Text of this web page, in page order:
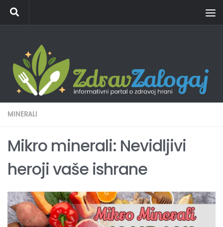
Skip to content
MINERALI
Mikro minerali: Nevidljivi
heroji vaše ishrane